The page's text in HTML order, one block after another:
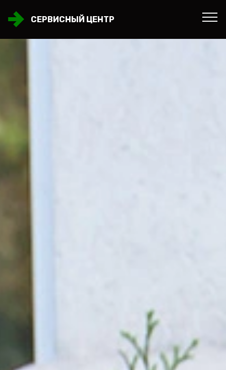
СЕРВИСНЫЙ ЦЕНТР